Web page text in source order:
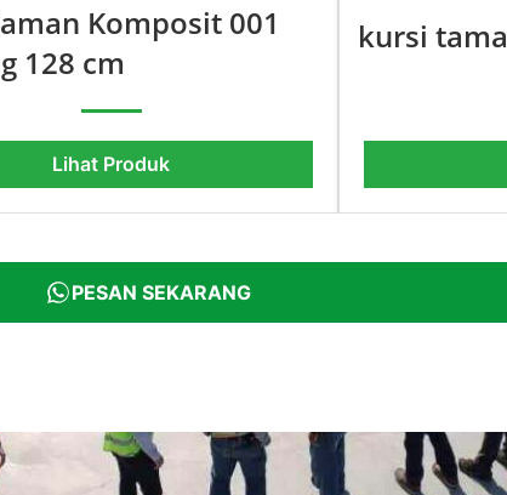
Komposit 001
128 cm
Lihat Produk
kursi
PESAN SEKARANG